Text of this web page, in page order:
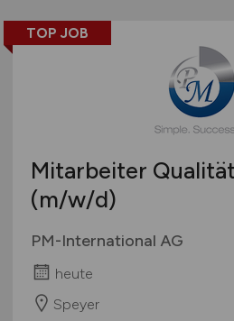
TOP JOB
Mitarbeiter
(m/w/d)
PM-International AG
heute
Speyer